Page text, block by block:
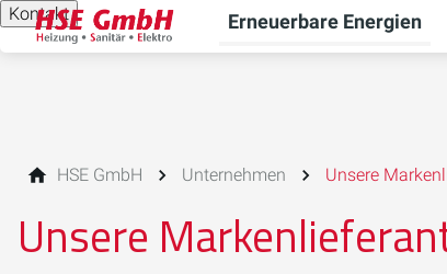
Kontakt Erneuerbare Energien
HSE GmbH Unternehmen Unsere
Unsere